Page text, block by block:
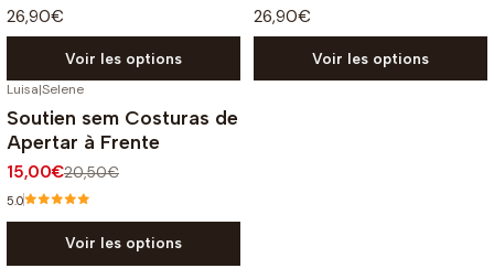
26,90€
Voir les options
26,90€
Voir les options
-27%
Luisa|Selene
Soutien sem Costuras de
Apertar à Frente
15,00€20,50€
5.0
Voir les options